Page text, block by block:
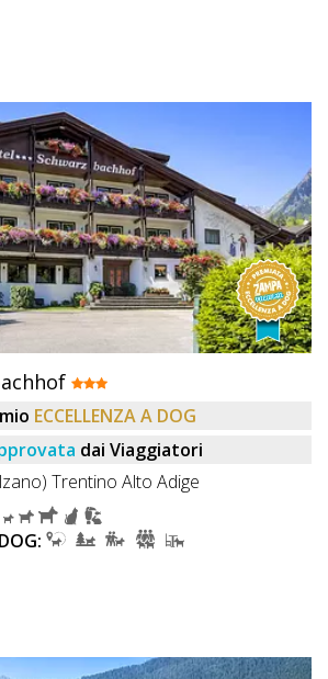
ECCELLENZA A DOG
dai Viaggiatori
Trentino Alto Adige